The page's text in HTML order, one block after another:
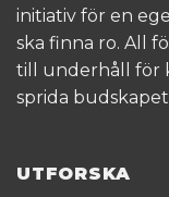
initiativ för en
ska finna ro. All
till underhåll för
sprida
UTFORSKA